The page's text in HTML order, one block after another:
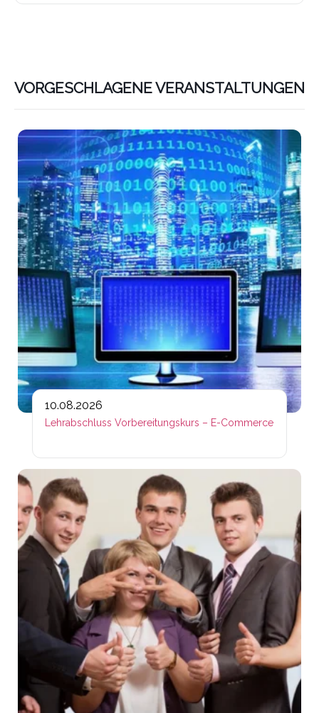
VORGESCHLAGENE VERANSTALTUNGEN
10.08.2026
Lehrabschluss Vorbereitungskurs – E-Commerce